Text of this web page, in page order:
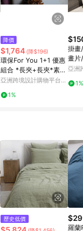
降價
$1,764 (降$196)
環保For You 1+1 優惠
組合 *長夾+長夾*素食
紙皮革
亞洲跨境設計購物平台
1%
掛畫
畫片
all
亞洲
1%
歷史低價
羅蘭